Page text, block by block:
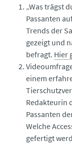
„Was trägst
Passanten
Trends der
gezeigt und
befragt. Hier
einem
Redakteurin
Passanten
Welche
gefertigt